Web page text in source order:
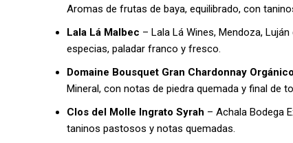
Aromas de frutas de baya, equilibrado, con
Lala Lá Malbec – Lala Lá Wines, Mendoza,
especias, paladar franco y fresco.
Domaine Bousquet Gran Chardonnay Orgánico
Mineral, con notas de piedra quemada y final de
Clos del Molle Ingrato Syrah – Achala Bodega
taninos pastosos y notas quemadas.